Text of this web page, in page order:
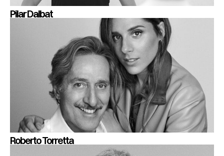
Pilar Dalbat
Roberto Torretta